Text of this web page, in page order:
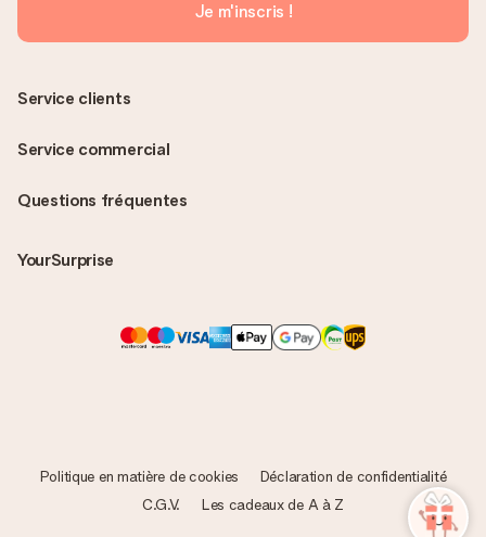
Je m'inscris !
Questions fréquentes
YourSurprise
Service clients
Service commercial
Politique en matière de cookies
Déclaration de confidentialité
C.G.V.
Les cadeaux de A à Z